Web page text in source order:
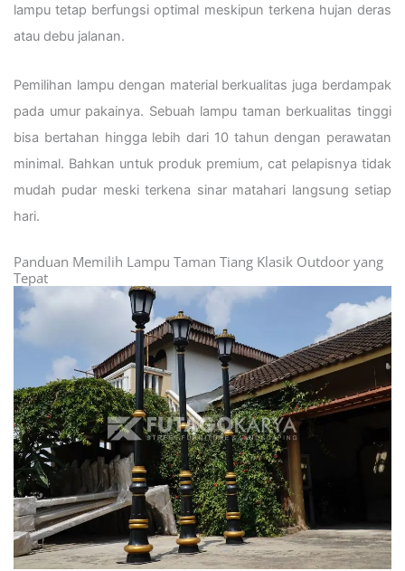
lampu tetap berfungsi optimal meskipun terkena hujan deras
atau debu jalanan.
Pemilihan lampu dengan material berkualitas juga berdampak
pada umur pakainya. Sebuah lampu taman berkualitas tinggi
bisa bertahan hingga lebih dari 10 tahun dengan perawatan
minimal. Bahkan untuk produk premium, cat pelapisnya tidak
mudah pudar meski terkena sinar matahari langsung setiap
hari.
Panduan Memilih Lampu Taman Tiang Klasik Outdoor yang
Tepat